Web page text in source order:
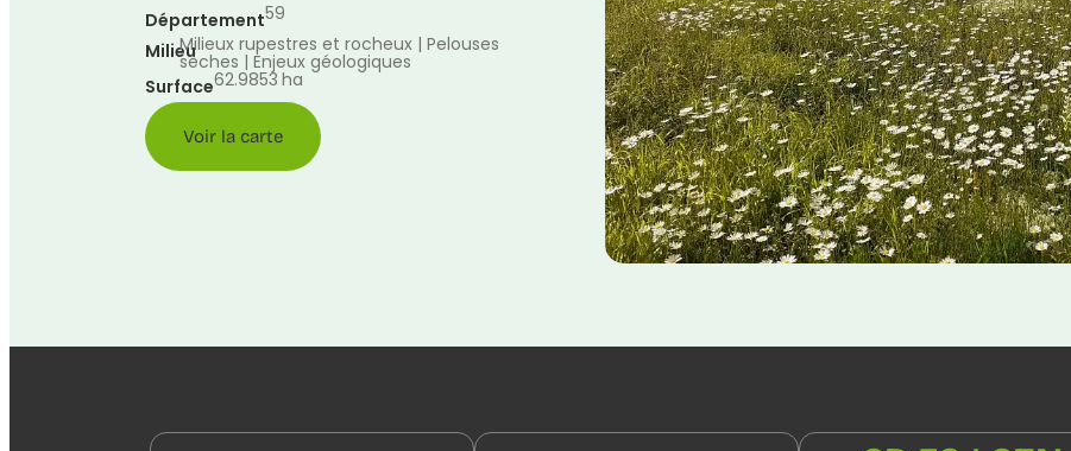
Département59
MilieuMilieux rupestres et rocheux | Pelouses
sèches | Enjeux géologiques
Surface62.9853 ha
Voir la carte